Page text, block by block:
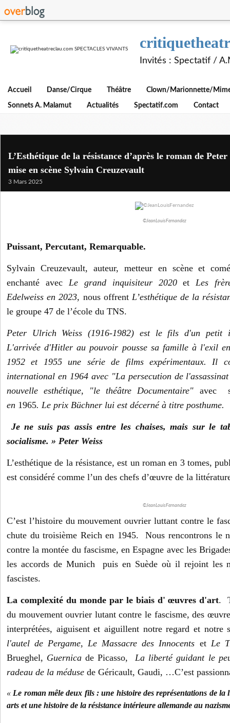
Invités : Spectatif /
Accueil Danse/Cirque Théâtre Clown/Marionnette/
Sonnets A. Malamut Actualités Spectatif.com Contact
L’Esthétique de la résistance d’après le roman de
mise en scène Sylvain Creuzevault
3 Mars 2025
©JeanLouisFernandez
Puissant, Percutant, Remarquable.
Sylvain Creuzevault, auteur, metteur en scène et
enchanté avec Le grand inquisiteur 2020etLes
Edelweiss en 2023, nous offrent L’esthétique de la
le groupe 47 de l’école du TNS.
Peter Ulrich Weiss (1916-1982) est le fils d'un petit
L'arrivée d'Hitler au pouvoir pousse sa famille à l'exil
1952 et 1955 une série de films expérimentaux. Il
international en 1964 avec "La persecution de
nouvelle esthétique, "le théâtre Documentaire" avec
en 1965. Le prix Büchner lui est décerné à titre posthume.
Je ne suis pas assis entre les chaises, mais sur le
socialisme. » Peter Weiss
L’esthétique de la résistance, est un roman en 3 tomes,
est considéré comme l’un des chefs d’œuvre de la
©JeanLouisFernandez
C’est l’histoire du mouvement ouvrier luttant contre le
chute du troisième Reich en 1945. Nous rencontrons le
contre la montée du fascisme, en Espagne avec les
les accords de Munich puis en Suède où il rejoint les
fascistes.
La complexité du monde par le biais d' œuvres d'art.
du mouvement ouvrier lutant contre le fascisme, des
interprétées, aiguisent et aiguillent notre regard et notre
l'autel de Pergame,Le Massacre des Innocents et Le
Brueghel, Guernica de Picasso,
La liberté guidant le
radeau de la méduse de Géricault, Gaudi, …C’est
« Le roman mêle deux fils : une histoire des représentations de la
arts et une histoire de la résistance intérieure allemande au